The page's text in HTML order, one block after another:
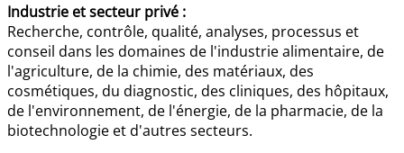
Industrie et secteur privé :
Recherche, contrôle, qualité, analyses, processus et
conseil dans les domaines de l'industrie alimentaire, de
l'agriculture, de la chimie, des matériaux, des
cosmétiques, du diagnostic, des cliniques, des hôpitaux,
de l'environnement, de l'énergie, de la pharmacie, de la
biotechnologie et d'autres secteurs.